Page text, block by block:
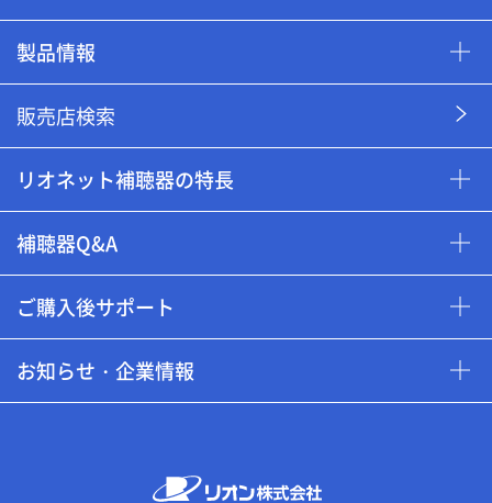
製品情報
販売店検索
リオネット補聴器の特長
補聴器Q&A
ご購入後サポート
お知らせ・企業情報